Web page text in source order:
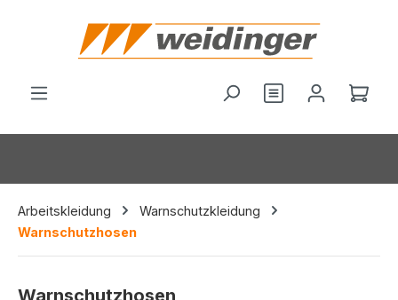
springen
Du hast 0
Arbeitskleidung
Warnschutzkleidung
Warnschutzhosen